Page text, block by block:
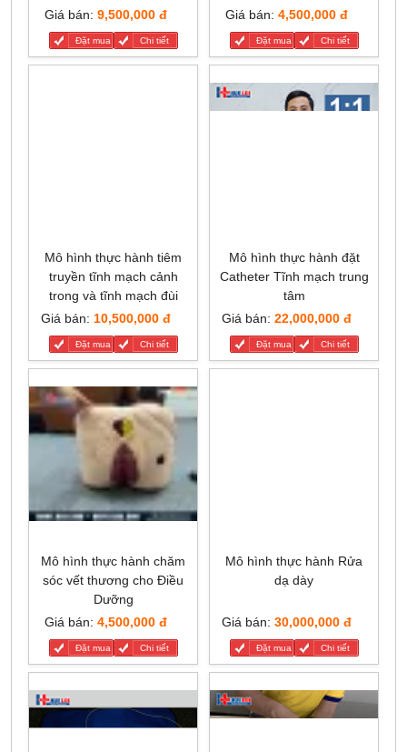
Giá bán: 9,500,000 đ
Đặt mua Chi tiết
Giá bán: 4,500,000 đ
Đặt mua Chi tiết
Mô hình thực hành tiêm
truyền tĩnh mạch cảnh
trong và tĩnh mạch đùi
Giá bán: 10,500,000 đ
Đặt mua Chi tiết
Mô hình thực hành đặt
Catheter Tĩnh mạch trung
tâm
Giá bán: 22,000,000 đ
Đặt mua Chi tiết
Mô hình thực hành chăm
sóc vết thương cho Điều
Dưỡng
Giá bán: 4,500,000 đ
Đặt mua Chi tiết
Mô hình thực hành Rửa
dạ dày
Giá bán: 30,000,000 đ
Đặt mua Chi tiết